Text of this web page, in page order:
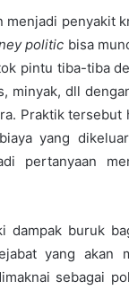
menjadi penyakit
politic bisa
pintu tiba-tiba
minyak, dll
Praktik
yang
pertanyaan
dampak buruk
yang akan
sebagai